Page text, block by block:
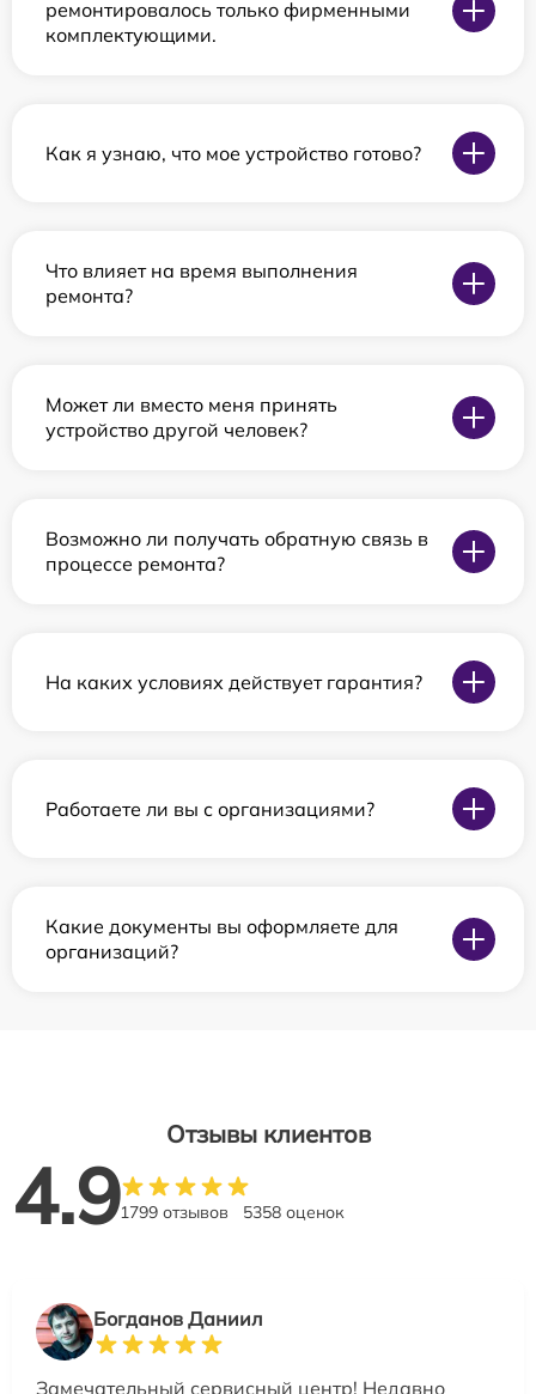
ремонтировалось только фирменными
комплектующими.
Как я узнаю, что мое устройство готово?
Что влияет на время выполнения
ремонта?
Может ли вместо меня принять
устройство другой человек?
Возможно ли получать обратную связь в
процессе ремонта?
На каких условиях действует гарантия?
Работаете ли вы с организациями?
Какие документы вы оформляете для
организаций?
Отзывы клиентов
4.91799 отзывов 5358 оценок
Богданов Даниил
Замечательный сервисный центр! Недавно